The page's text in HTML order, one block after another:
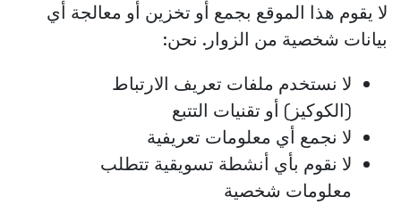
لا يقوم هذا الموقع بجمع أو تخزين أو معالجة أي
بيانات شخصية من الزوار. نحن:
لا نستخدم ملفات تعريف الارتباط
(الكوكيز) أو تقنيات التتبع
لا نجمع أي معلومات تعريفية
لا نقوم بأي أنشطة تسويقية تتطلب
معلومات شخصية